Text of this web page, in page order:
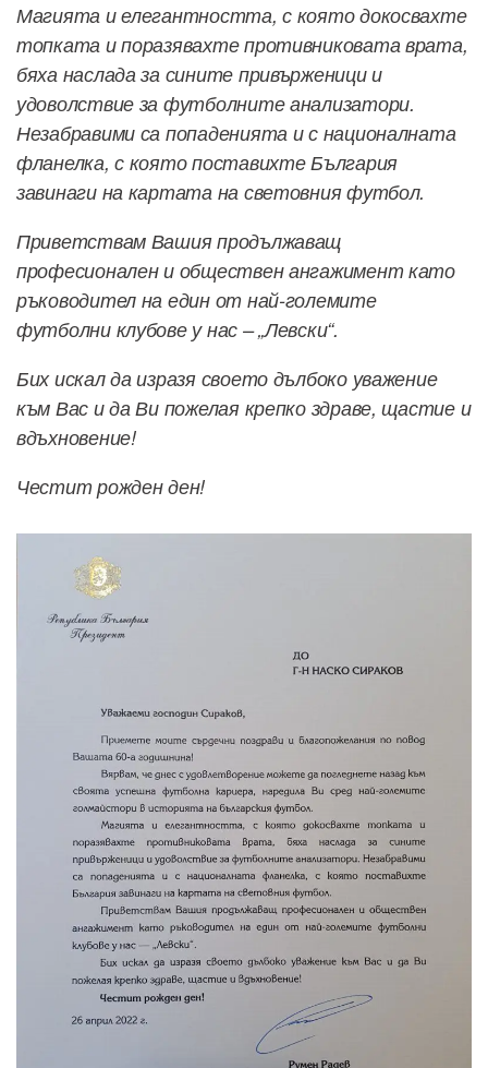
Магията и елегантността, с която докосвахте
топката и поразявахте противниковата врата,
бяха наслада за сините привърженици и
удоволствие за футболните анализатори.
Незабравими са попаденията и с националната
фланелка, с която поставихте България
завинаги на картата на световния футбол.
Приветствам Вашия продължаващ
професионален и обществен ангажимент като
ръководител на един от най-големите
футболни клубове у нас – „Левски“.
Бих искал да изразя своето дълбоко уважение
към Вас и да Ви пожелая крепко здраве, щастие и
вдъхновение!
Честит рожден ден!